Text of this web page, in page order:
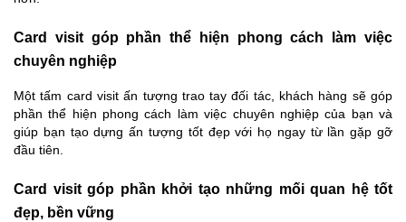
Card visit góp phần thể hiện phong cách làm việc
chuyên nghiệp
Một tấm card visit ấn tượng trao tay đối tác, khách hàng sẽ góp
phần thể hiện phong cách làm việc chuyên nghiệp của bạn và
giúp bạn tạo dựng ấn tượng tốt đẹp với họ ngay từ lần gặp gỡ
đầu tiên.
Card visit góp phần khởi tạo những mối quan hệ tốt
đẹp, bền vững